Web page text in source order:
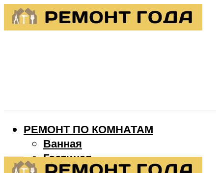
РЕМОНТ ПО КОМНАТАМ
Ванная
Гостиная